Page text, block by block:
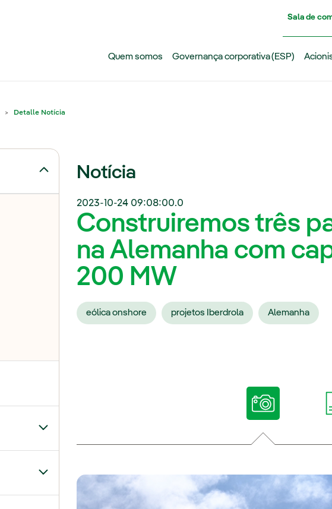
Sala de
Quem somos Governança corporativa (ESP)
Detalle Notícia
Notícia
Alternar submenu de Nossas vozes
Alternar submenu de Multimídia
Notícia
2023-10-24 09:08:00.0
Construiremos três
na Alemanha com
200 MW
eólica onshore projetos Iberdrola Alemanha